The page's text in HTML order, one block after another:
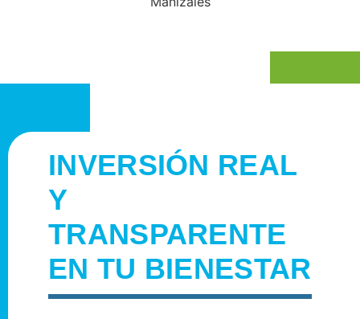
INVERSIÓN REAL
Y
TRANSPARENTE
EN TU BIENESTAR